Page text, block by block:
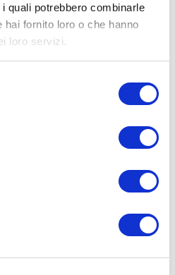
quali potrebbero combinarle
fornito loro o che hanno
loro servizi.